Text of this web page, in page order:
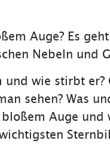
Auge? Es
Nebeln und
wie stirbt er?
sehen? Was
Auge und